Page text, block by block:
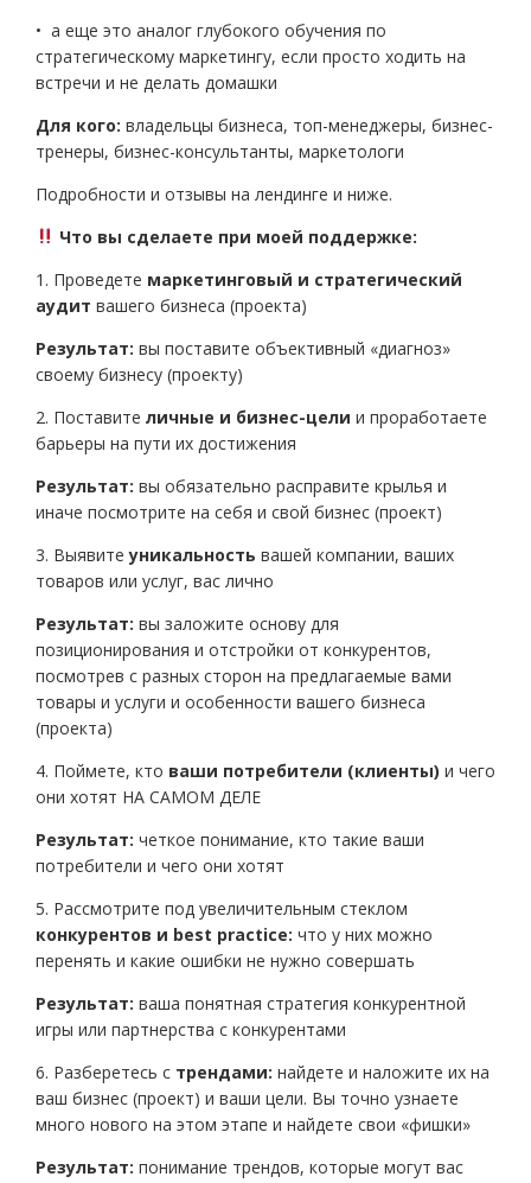
• а еще это аналог глубокого обучения по
стратегическому маркетингу, если просто ходить на
встречи и не делать домашки
Для кого: владельцы бизнеса, топ-менеджеры, бизнес-
тренеры, бизнес-консультанты, маркетологи
Подробности и отзывы на лендинге и ниже.
Что вы сделаете при моей поддержке:
1. Проведете маркетинговый и стратегический
аудит вашего бизнеса (проекта)
Результат: вы поставите объективный «диагноз»
своему бизнесу (проекту)
2. Поставите личные и бизнес-цели и проработаете
барьеры на пути их достижения
Результат: вы обязательно расправите крылья и
иначе посмотрите на себя и свой бизнес (проект)
3. Выявитеуникальность вашей компании, ваших
товаров или услуг, вас лично
Результат: вы заложите основу для
позиционирования и отстройки от конкурентов,
посмотрев с разных сторон на предлагаемые вами
товары и услуги и особенности вашего бизнеса
(проекта)
4. Поймете, кто ваши потребители (клиенты) и чего
они хотят НА САМОМ ДЕЛЕ
Результат: четкое понимание, кто такие ваши
потребители и чего они хотят
5. Рассмотрите под увеличительным стеклом
конкурентов и best practice: что у них можно
перенять и какие ошибки не нужно совершать
Результат: ваша понятная стратегия конкурентной
игры или партнерства с конкурентами
6. Разберетесь с трендами: найдете и наложите их на
ваш бизнес (проект) и ваши цели. Вы точно узнаете
много нового на этом этапе и найдете свои «фишки»
Результат: понимание трендов, которые могут вас